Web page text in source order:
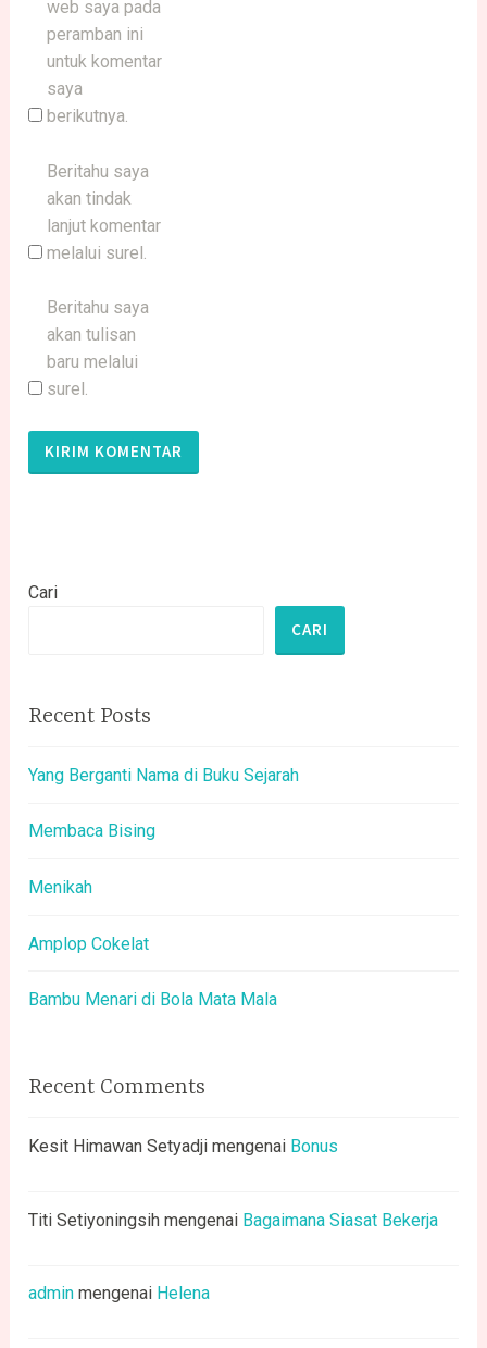
web saya pada
peramban ini
untuk komentar
saya
berikutnya.
Beritahu saya
akan tindak
lanjut komentar
melalui surel.
Beritahu saya
akan tulisan
baru melalui
surel.
Cari
CARI
Recent Posts
Yang Berganti Nama di Buku Sejarah
Membaca Bising
Menikah
Amplop Cokelat
Bambu Menari di Bola Mata Mala
Recent Comments
Kesit Himawan Setyadji mengenai Bonus
Titi Setiyoningsih mengenai Bagaimana Siasat Bekerja
admin mengenai Helena